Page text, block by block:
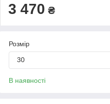
3 470 ₴
Розмір
30
В наявності